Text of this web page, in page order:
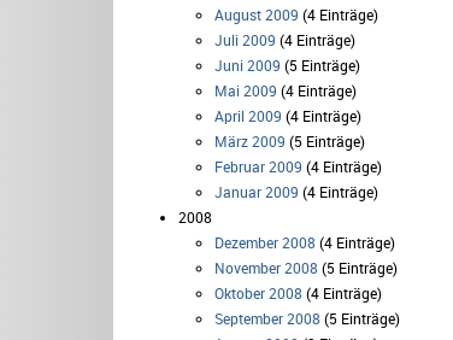
August 2009 (4 Einträge)
Juli 2009 (4 Einträge)
Juni 2009 (5 Einträge)
Mai 2009 (4 Einträge)
April 2009 (4 Einträge)
März 2009 (5 Einträge)
Februar 2009 (4 Einträge)
Januar 2009 (4 Einträge)
2008
Dezember 2008 (4 Einträge)
November 2008 (5 Einträge)
Oktober 2008 (4 Einträge)
September 2008 (5 Einträge)